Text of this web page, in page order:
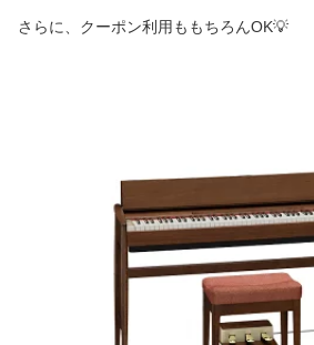
さらに、クーポン利用ももちろんOK💡